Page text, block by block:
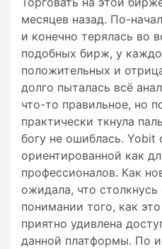
месяцев назад. По-
и конечно терялась во
подобных бирж, у
положительных и
долго пыталась всё
что-то правильное, но
практически ткнула
богу не ошиблась. Yobit
ориентированной как
профессионалов. Как
ожидала, что
понимании того, как
приятно удивлена
данной платформы. По